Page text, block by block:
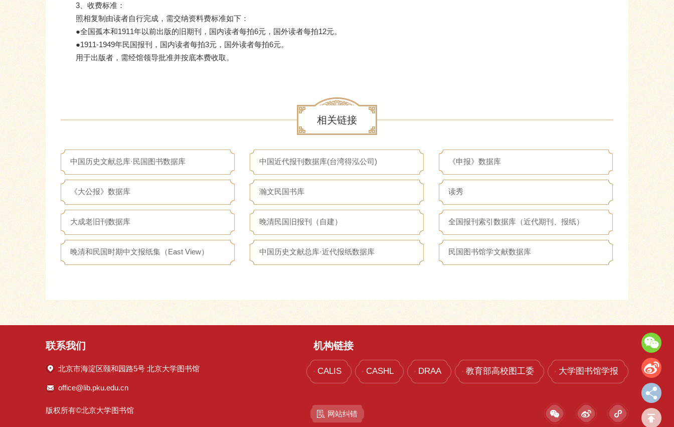
3、收费标准：
照相复制由读者自行完成，需交纳资料费标准如下：
●全国孤本和1911年以前出版的旧期刊，国内读者每拍6元，国外读者每拍12元。
●1911-1949年民国报刊，国内读者每拍3元，国外读者每拍6元。
用于出版者，需经馆领导批准并按底本费收取。
相关链接
中国历史文献总库·民国图书数据库 中国近代报刊数据库(台湾得泓公司) 《申报》数据库
《大公报》数据库 瀚文民国书库 读秀
大成老旧刊数据库 晚清民国旧报刊（自建） 全国报刊索引数据库（近代期刊、报纸）
晚清和民国时期中文报纸集（East View） 中国历史文献总库·近代报纸数据库 民国图书馆学文献数据库
联系我们
北京市海淀区颐和园路5号 北京大学图书馆
office@lib.pku.edu.cn
版权所有©北京大学图书馆
机构链接
CALIS CASHL DRAA 教育部高校图工委 大学图书馆学报
网站纠错